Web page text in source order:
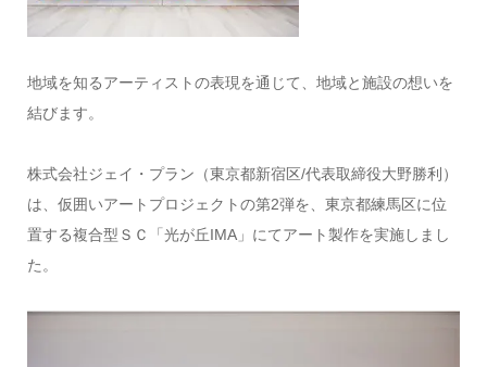
地域を知るアーティストの表現を通じて、地域と施設の想いを
結びます。
株式会社ジェイ・プラン（東京都新宿区/代表取締役大野勝利）
は、仮囲いアートプロジェクトの第2弾を、東京都練馬区に位
置する複合型ＳＣ「光が丘IMA」にてアート製作を実施しまし
た。